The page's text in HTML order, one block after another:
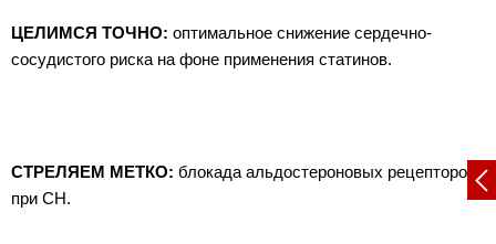
ЦЕЛИМСЯ ТОЧНО: оптимальное снижение сердечно-
сосудистого риска на фоне применения статинов.
СТРЕЛЯЕМ МЕТКО: блокада альдостероновых рецепторов
при СН.